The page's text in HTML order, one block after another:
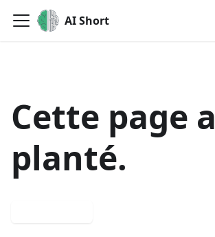
AI Short
Cette page a
planté.